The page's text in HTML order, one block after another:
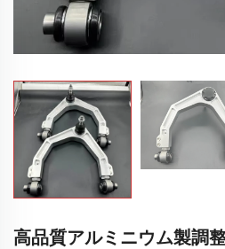
高品質アルミニウム製調